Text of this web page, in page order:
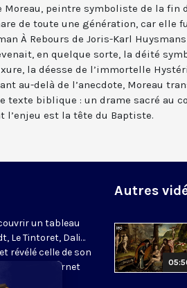
Moreau, peintre symboliste de la fin
de toute une génération, car elle
À Rebours de Joris-Karl
en quelque sorte, la déité
la déesse de l’immortelle
au-delà de l’anecdote, Moreau
texte biblique : un drame sacré au
l’enjeu est la tête du Baptiste.
un tableau
Le Tintoret, Dali…
révélé celle de son
Régis Burnet
dans leurs
Autres